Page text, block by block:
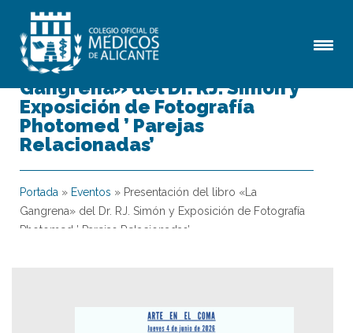
Presentación del libro «La
Gangrena» del Dr. RJ. Simón y
Exposición de Fotografía
Photomed ’ Parejas
Relacionadas’
Portada » Eventos » Presentación del libro «La
Gangrena» del Dr. RJ. Simón y Exposición de Fotografía
Photomed ’ Parejas Relacionadas’